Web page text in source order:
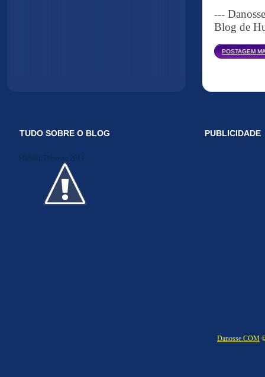
---
Blog de
POSTAGEM
TUDO SOBRE O BLOG
Midiakit Danosse 2014
PUBLICIDADE
Danosse.COM